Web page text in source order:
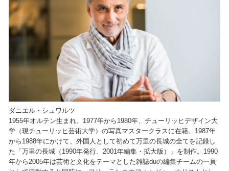
ダニエル・シュワルツ
1955年オルテン生まれ。1977年から1980年、チューリッヒデザイン大
学（現チューリッヒ芸術大学）の写真マスタークラスに在籍。1987年
から1988年にかけて、外国人として初めて万里の長城の全てを記録し
た「万里の長城（1990年発行、2001年編集・拡大版）」を制作。1990
年から2005年は芸術と文化をテーマとした雑誌duの編集チームの一員